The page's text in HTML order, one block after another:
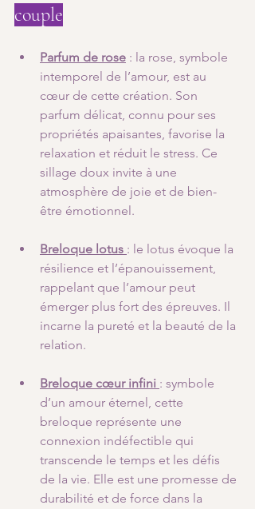
couple
Parfum de rose : la rose, symbole
intemporel de l’amour, est au
cœur de cette création. Son
parfum délicat, connu pour ses
propriétés apaisantes, favorise la
relaxation et réduit le stress. Ce
sillage doux invite à une
atmosphère de joie et de bien-
être émotionnel.
Breloque lotus : le lotus évoque la
résilience et l’épanouissement,
rappelant que l’amour peut
émerger plus fort des épreuves. Il
incarne la pureté et la beauté de la
relation.
Breloque cœur infini : symbole
d’un amour éternel, cette
breloque représente une
connexion indéfectible qui
transcende le temps et les défis
de la vie. Elle est une promesse de
durabilité et de force dans la